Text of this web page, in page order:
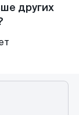
других